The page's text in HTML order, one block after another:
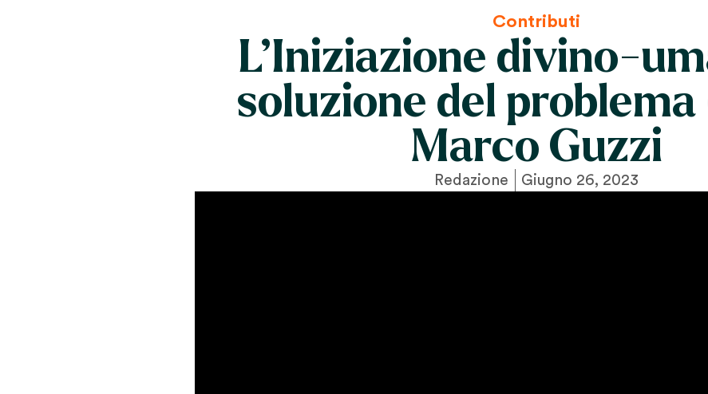
Contributi
L’Iniziazione divino-
soluzione del problema
Marco Guzzi
Redazione Giugno 26, 2023